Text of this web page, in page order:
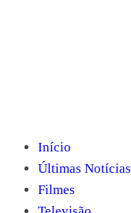
Início
Últimas Notícias
Filmes